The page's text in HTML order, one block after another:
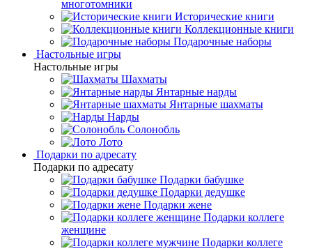
многотомники
Исторические книги
Коллекционные книги
Подарочные наборы
Настольные игры
Настольные игры
Шахматы
Янтарные нарды
Янтарные шахматы
Нарды
Солонобль
Лото
Подарки по адресату
Подарки по адресату
Подарки бабушке
Подарки дедушке
Подарки жене
Подарки коллеге
женщине
Подарки коллеге